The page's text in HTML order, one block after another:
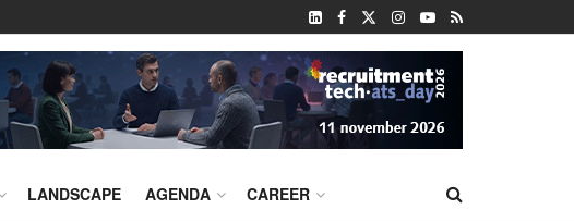
LANDSCAPE AGENDA CAREER